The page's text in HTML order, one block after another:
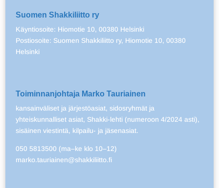
Suomen Shakkiliitto ry
Käyntiosoite: Hiomotie 10, 00380 Helsinki
Postiosoite: Suomen Shakkiliitto ry, Hiomotie 10, 00380
Helsinki
Toiminnanjohtaja Marko Tauriainen
kansainväliset ja järjestöasiat, sidosryhmät ja
yhteiskunnalliset asiat, Shakki-lehti (numeroon 4/2024 asti),
sisäinen viestintä, kilpailu- ja jäsenasiat.
050 5813500 (ma–ke klo 10–12)
marko.tauriainen@shakkiliitto.fi